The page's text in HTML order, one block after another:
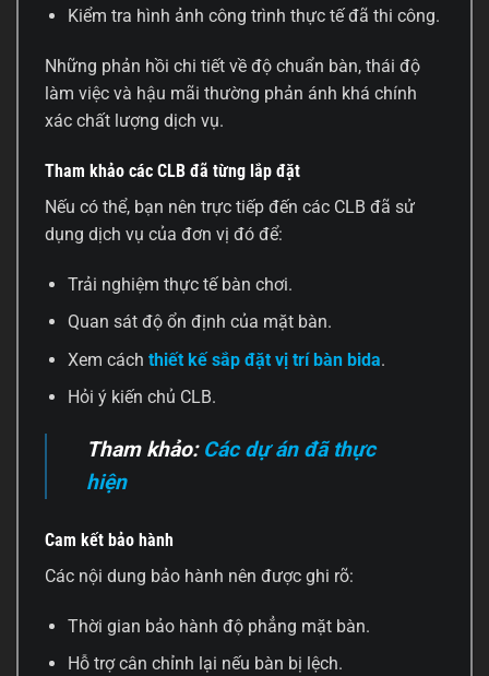
Kiểm tra hình ảnh công trình thực tế đã thi công.
Những phản hồi chi tiết về độ chuẩn bàn, thái độ
làm việc và hậu mãi thường phản ánh khá chính
xác chất lượng dịch vụ.
Tham khảo các CLB đã từng lắp đặt
Nếu có thể, bạn nên trực tiếp đến các CLB đã sử
dụng dịch vụ của đơn vị đó để:
Trải nghiệm thực tế bàn chơi.
Quan sát độ ổn định của mặt bàn.
Xem cách thiết kế sắp đặt vị trí bàn bida.
Hỏi ý kiến chủ CLB.
Tham khảo: Các dự án đã thực
hiện
Cam kết bảo hành
Các nội dung bảo hành nên được ghi rõ:
Thời gian bảo hành độ phẳng mặt bàn.
Hỗ trợ cân chỉnh lại nếu bàn bị lệch.